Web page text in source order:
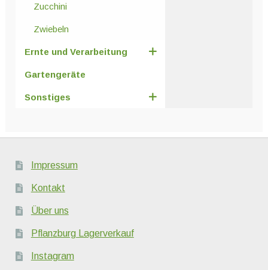
Zucchini
Zwiebeln
Ernte und Verarbeitung
Gartengeräte
Sonstiges
Impressum
Kontakt
Über uns
Pflanzburg Lagerverkauf
Instagram